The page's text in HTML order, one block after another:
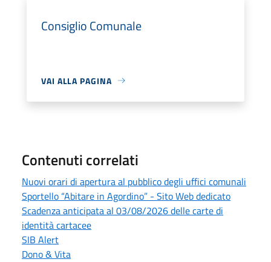
Consiglio Comunale
VAI ALLA PAGINA
Contenuti correlati
Nuovi orari di apertura al pubblico degli uffici comunali
Sportello “Abitare in Agordino” - Sito Web dedicato
Scadenza anticipata al 03/08/2026 delle carte di
identità cartacee
SIB Alert
Dono & Vita